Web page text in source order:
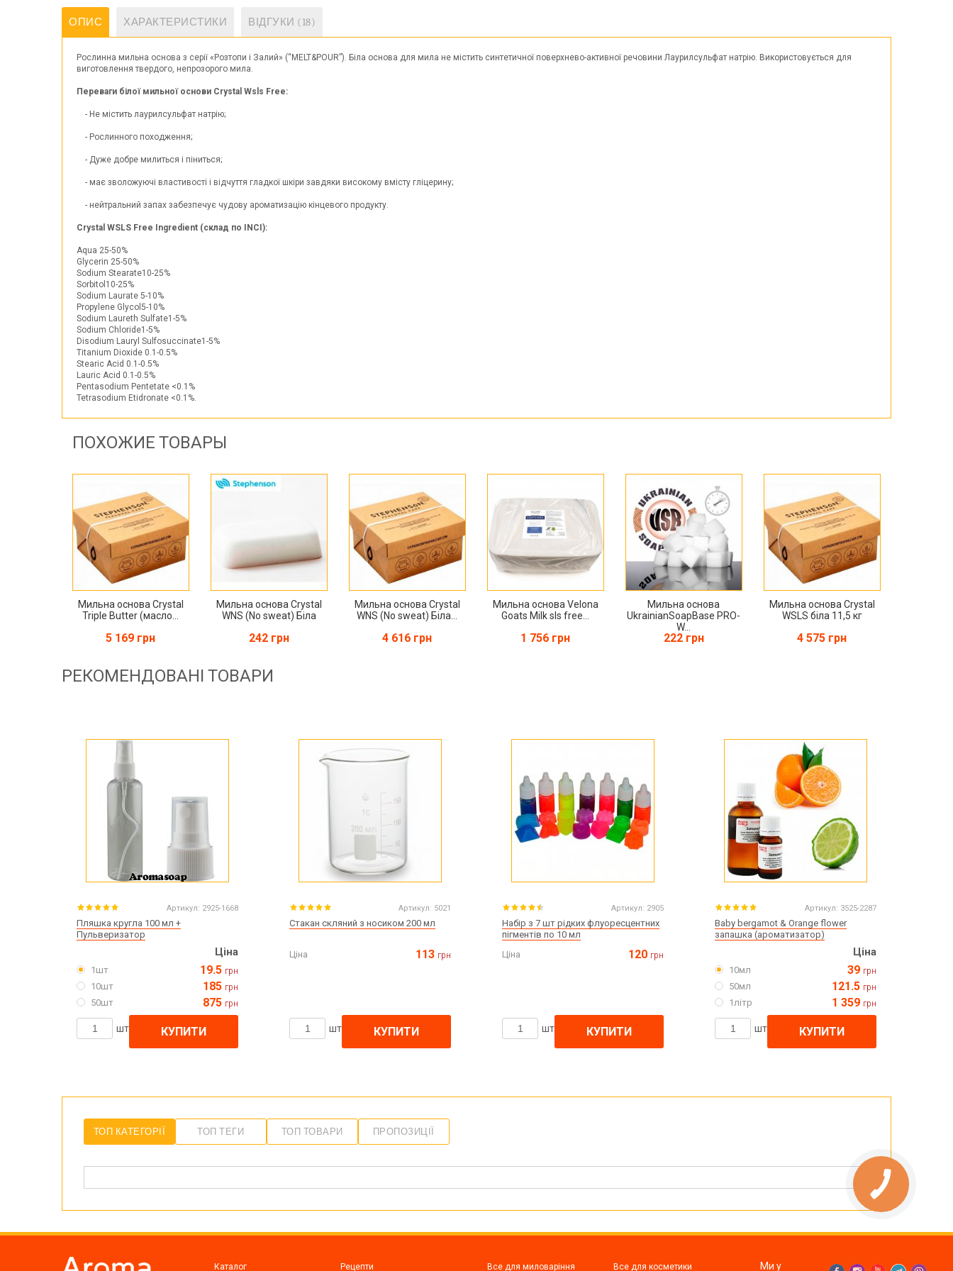
ОПИС ХАРАКТЕРИСТИКИ ВІДГУКИ (18)
Рослинна мильна основа з серії «Розтопи і Залий» (“MELT&POUR”). Біла основа для мила не містить синтетичної поверхнево-активної речовини Лаурилсульфат натрію. Використовується для
виготовлення твердого, непрозорого мила.
Переваги білої мильної основи Crystal Wsls Free:
- Не містить лаурилсульфат натрію;
- Рослинного походження;
- Дуже добре милиться і піниться;
- має зволожуючі властивості і відчуття гладкої шкіри завдяки високому вмісту гліцерину;
- нейтральний запах забезпечує чудову ароматизацію кінцевого продукту.
Crystal WSLS Free Ingredient (склад по INCI):
Aqua 25-50%
Glycerin 25-50%
Sodium Stearate10-25%
Sorbitol10-25%
Sodium Laurate 5-10%
Propylene Glycol5-10%
Sodium Laureth Sulfate1-5%
Sodium Chloride1-5%
Disodium Lauryl Sulfosuccinate1-5%
Titanium Dioxide 0.1-0.5%
Stearic Acid 0.1-0.5%
Lauric Acid 0.1-0.5%
Pentasodium Pentetate <0.1%
Tetrasodium Etidronate <0.1%.
ПОХОЖИЕ ТОВАРЫ
Мильна основа Crystal
Triple Butter (масло...
5 169 грн
Мильна основа Crystal
WNS (No sweat) Біла
242 грн
Мильна основа Crystal
WNS (No sweat) Біла...
4 616 грн
Мильна основа Velona
Goats Milk sls free...
1 756 грн
Мильна основа
UkrainianSoapBase PRO-
W...
222 грн
Мильна основа Crystal
WSLS біла 11,5 кг
4 575 грн
РЕКОМЕНДОВАНІ ТОВАРИ
Артикул: 2925-1668
Пляшка кругла 100 мл +
Пульверизатор
Ціна
1шт 19.5 грн
10шт 185 грн
50шт 875 грн
шт КУПИТИ
Артикул: 5021
Стакан скляний з носиком 200 мл
Ціна 113 грн
шт КУПИТИ
Артикул: 2905
Набір з 7 шт рідких флуоресцентних
пігментів по 10 мл
Ціна
120 грн
шт КУПИТИ
Артикул: 3525-2287
Baby bergamot & Orange flower
запашка (ароматизатор)
Ціна
10мл 39 грн
50мл 121.5 грн
1літр 1 359 грн
шт КУПИТИ
ТОП КАТЕГОРІЇ ТОП ТЕГИ ТОП ТОВАРИ ПРОПОЗИЦІЇ
Каталог Рецепти Все для миловаріння Все для косметики Ми у